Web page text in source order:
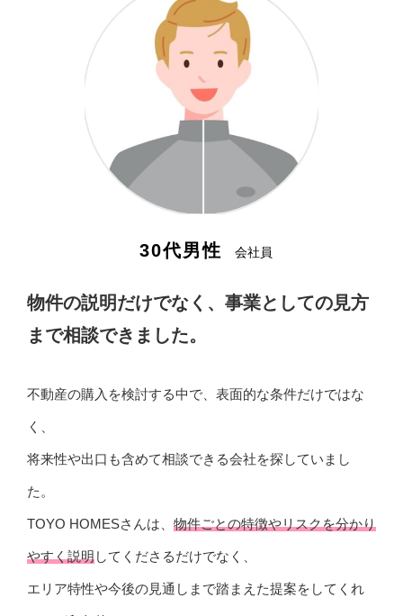
30代男性 会社員
物件の説明だけでなく、事業としての見方
まで相談できました。
不動産の購入を検討する中で、表面的な条件だけではな
く、
将来性や出口も含めて相談できる会社を探していまし
た。
TOYO HOMESさんは、 物件ごとの特徴やリスクを分かり
やすく説明してくださるだけでなく、
エリア特性や今後の見通しまで踏まえた提案をしてくれ